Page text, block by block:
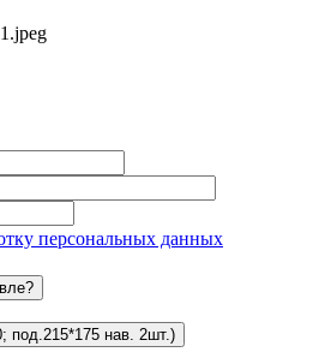
персональных данных
под.215*175 нав. 2шт.)